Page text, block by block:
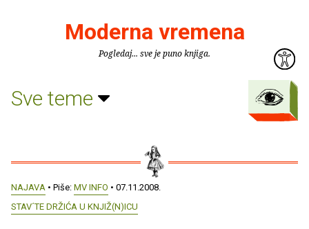
Moderna vremena
Pogledaj... sve je puno knjiga.
Sve teme
NAJAVA • Piše: MV INFO • 07.11.2008.
STAV´TE DRŽIĆA U KNJIŽ(N)ICU